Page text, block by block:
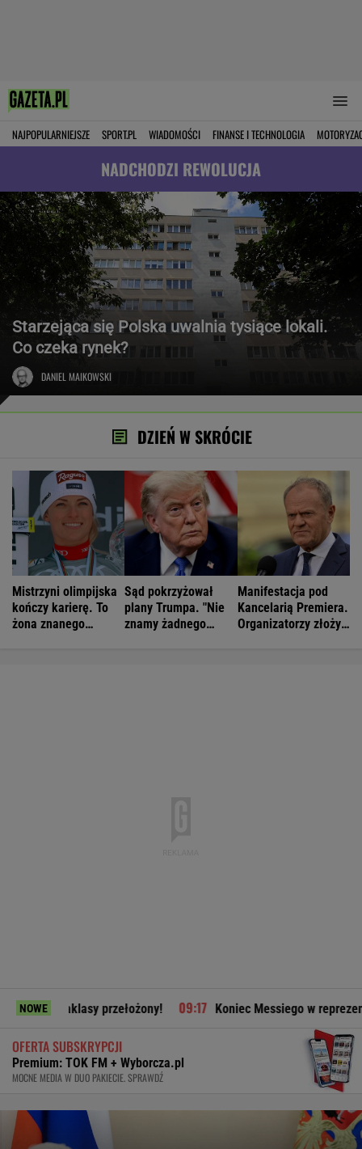
NAJPOPULARNIEJSZE SPORT.PL WIADOMOŚCI FINANSE I TECHNOLOGIA
NADCHODZI REWOLUCJA
Starzejąca się Polska uwalnia tysiące lokali.
Co czeka rynek?
DANIEL MAIKOWSKI
DZIEŃ W SKRÓCIE
Mistrzyni olimpijska
kończy karierę. To
żona znanego
Sąd pokrzyżował
plany Trumpa. "Nie
znamy żadnego
Manifestacja pod
Kancelarią Premiera.
Organizatorzy złożyli
NOWE
przełożony! Koniec Messiego w reprezentacji?
OFERTA SUBSKRYPCJI
Premium: TOK FM + Wyborcza.pl
MOCNE MEDIA W DUO PAKIECIE. SPRAWDŹ